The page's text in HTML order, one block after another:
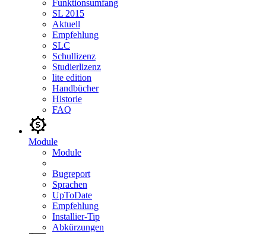
Funktionsumfang
SL 2015
Aktuell
Empfehlung
SLC
Schullizenz
Studierlizenz
lite edition
Handbücher
Historie
FAQ
Module
Module
Bugreport
Sprachen
UpToDate
Empfehlung
Installier-Tip
Abkürzungen